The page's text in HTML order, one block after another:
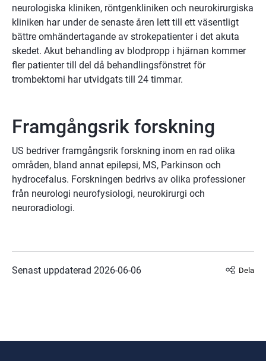
neurologiska kliniken, röntgenkliniken och neurokirurgiska
kliniken har under de senaste åren lett till ett väsentligt
bättre omhändertagande av strokepatienter i det akuta
skedet. Akut behandling av blodpropp i hjärnan kommer
fler patienter till del då behandlingsfönstret för
trombektomi har utvidgats till 24 timmar.
Framgångsrik forskning
US bedriver framgångsrik forskning inom en rad olika
områden, bland annat epilepsi, MS, Parkinson och
hydrocefalus. Forskningen bedrivs av olika professioner
från neurologi neurofysiologi, neurokirurgi och
neuroradiologi.
Senast uppdaterad 2026-06-06 Dela